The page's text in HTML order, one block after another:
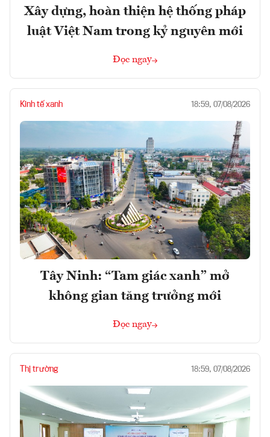
Xây dựng, hoàn thiện hệ thống pháp
luật Việt Nam trong kỷ nguyên mới
Đọc ngay
Kinh tế xanh 18:59, 07/08/2026
Tây Ninh: “Tam giác xanh” mở
không gian tăng trưởng mới
Đọc ngay
Thị trường 18:59, 07/08/2026